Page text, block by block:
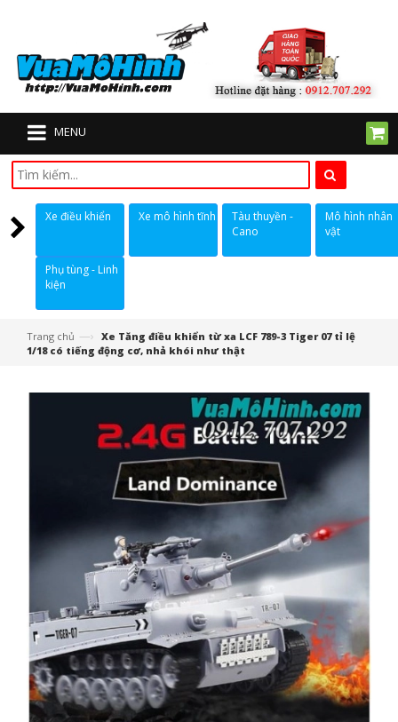
MENU
Xe điều khiển Xe mô hình tĩnh
Tàu thuyền -
Cano
Mô hình nhân
vật
Phụ tùng - Linh
kiện
Trang chủ —› Xe Tăng điều khiển từ xa LCF 789-3 Tiger 07 tỉ lệ
1/18 có tiếng động cơ, nhả khói như thật